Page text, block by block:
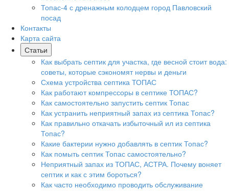
Топас-4 с дренажным колодцем город Павловский
посад
Контакты
Карта сайта
Статьи
Как выбрать септик для участка, где весной стоит вода:
советы, которые сэкономят нервы и деньги
Схема устройства септика ТОПАС
Как работают компрессоры в септике ТОПАС?
Как самостоятельно запустить септик Топас
Как устранить неприятный запах из септика Топас?
Как правильно откачать избыточный ил из септика
Топас?
Какие бактерии нужно добавлять в септик Топас?
Как помыть септик Топас самостоятельно?
Неприятный запах из ТОПАС, АСТРА. Почему воняет
септик и как с этим бороться?
Как часто необходимо проводить обслуживание